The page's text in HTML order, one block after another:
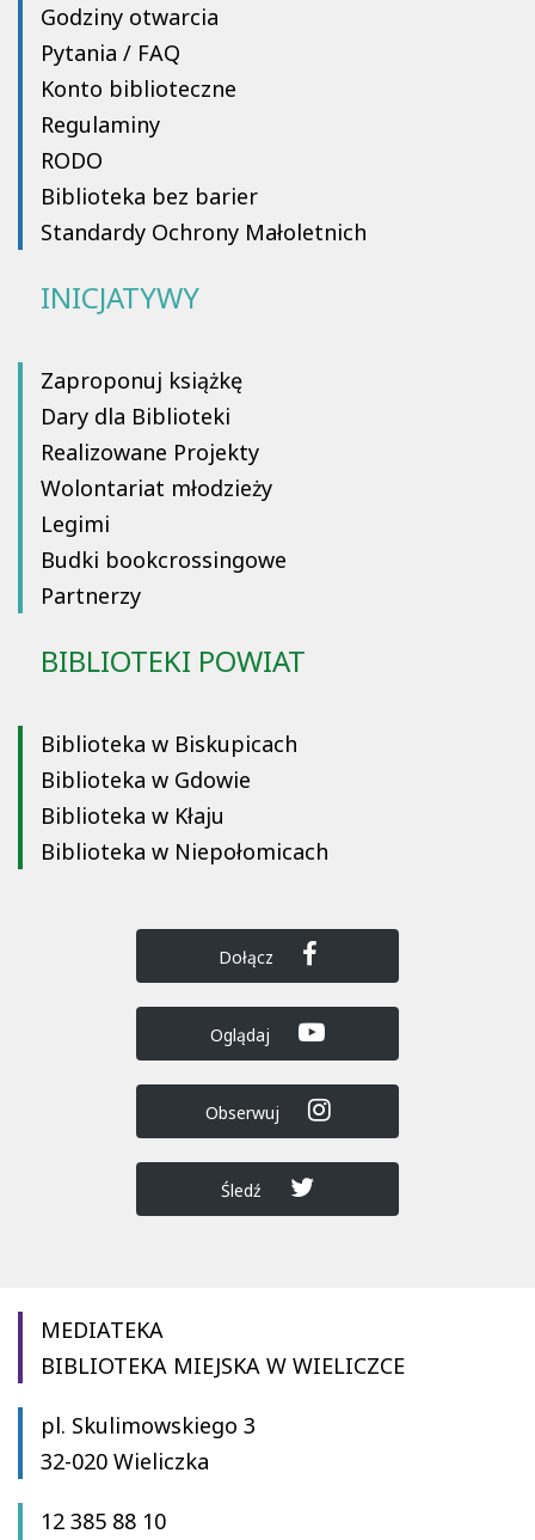
Godziny otwarcia
Pytania / FAQ
Konto biblioteczne
Regulaminy
RODO
Biblioteka bez barier
Standardy Ochrony Małoletnich
INICJATYWY
Zaproponuj książkę
Dary dla Biblioteki
Realizowane Projekty
Wolontariat młodzieży
Legimi
Budki bookcrossingowe
Partnerzy
BIBLIOTEKI POWIAT
Biblioteka w Biskupicach
Biblioteka w Gdowie
Biblioteka w Kłaju
Biblioteka w Niepołomicach
Dołącz
Oglądaj
Obserwuj
Śledź
MEDIATEKA
BIBLIOTEKA MIEJSKA W WIELICZCE
pl. Skulimowskiego 3
32-020 Wieliczka
12 385 88 10